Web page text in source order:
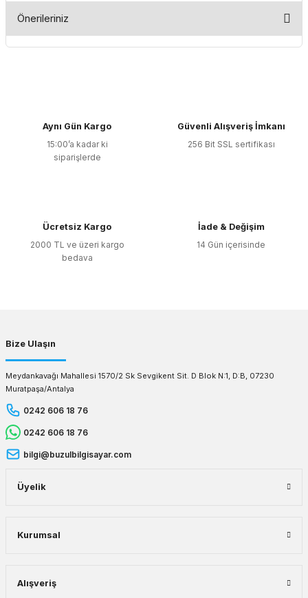
Önerileriniz
Ürün resmi kalitesiz, bozuk veya görüntülenemiyor.
Ürün açıklamasında eksik bilgiler bulunuyor.
Ürün bilgilerinde hatalar bulunuyor.
Aynı Gün Kargo
15:00’a kadar ki
siparişlerde
Güvenli Alışveriş İmkanı
256 Bit SSL sertifikası
Ücretsiz Kargo
2000 TL ve üzeri kargo
bedava
İade & Değişim
14 Gün içerisinde
Bize Ulaşın
Meydankavağı Mahallesi 1570/2 Sk Sevgikent Sit. D Blok N:1, D:B, 07230
Muratpaşa/Antalya
0242 606 18 76
0242 606 18 76
bilgi@buzulbilgisayar.com
Üyelik
Kurumsal
Alışveriş